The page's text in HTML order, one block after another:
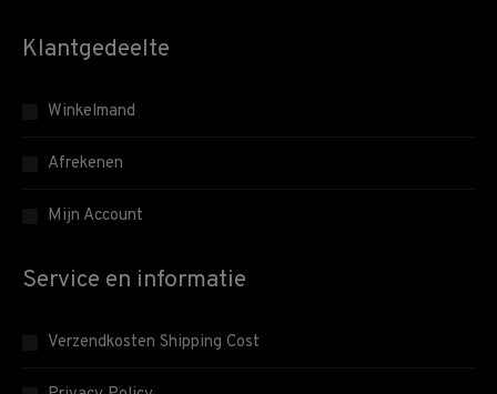
Klantgedeelte
Winkelmand
Afrekenen
Mijn Account
Service en informatie
Verzendkosten Shipping Cost